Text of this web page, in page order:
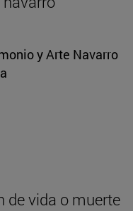
y Arte Navarro
de vida o muerte